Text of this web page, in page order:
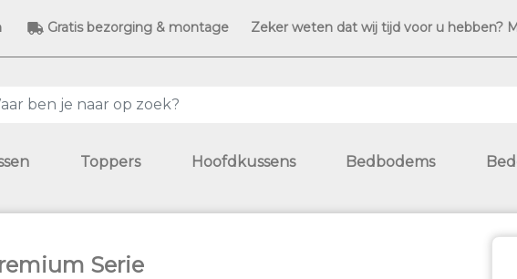
Gratis bezorging & montage Zeker weten dat wij tijd voor u hebben?
Toppers Hoofdkussens Bedbodems
Serie